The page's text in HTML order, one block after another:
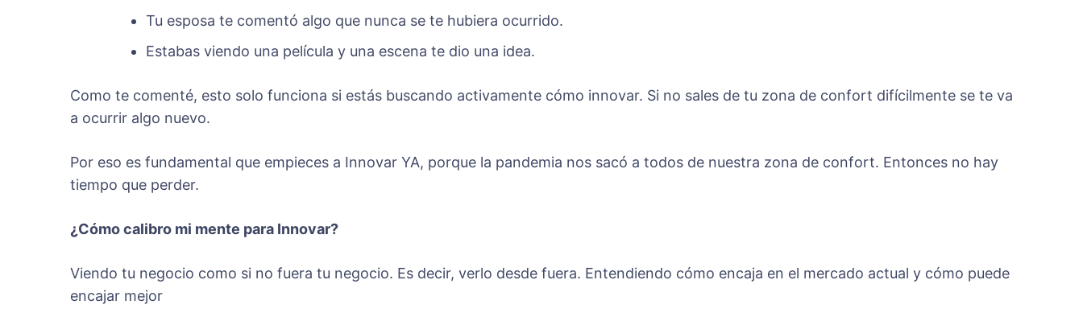
Tu esposa te comentó algo que nunca se te hubiera ocurrido.
Estabas viendo una película y una escena te dio una idea.
Como te comenté, esto solo funciona si estás buscando activamente cómo innovar. Si no sales de tu zona de confort difícilmente se te va
a ocurrir algo nuevo.
Por eso es fundamental que empieces a Innovar YA, porque la pandemia nos sacó a todos de nuestra zona de confort. Entonces no hay
tiempo que perder.
¿Cómo calibro mi mente para Innovar?
Viendo tu negocio como si no fuera tu negocio. Es decir, verlo desde fuera. Entendiendo cómo encaja en el mercado actual y cómo puede
encajar mejor